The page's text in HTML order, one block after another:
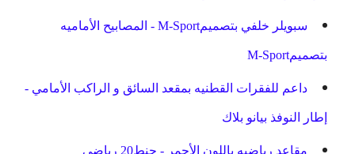
سبويلر خلفي بتصميمM-Sport - المصابيح الأماميه
بتصميمM-Sport
داعم للفقرات القطنيه بمقعد السائق و الراكب الأمامي -
إطار النوفذ بيانو بلاك
مقاعد رياضيه باللون الأحمر - جنط20 رياضي